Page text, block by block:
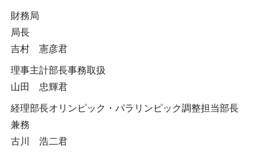
財務局
局長
吉村 憲彦君
理事主計部長事務取扱
山田 忠輝君
経理部長オリンピック・パラリンピック調整担当部長
兼務
古川 浩二君